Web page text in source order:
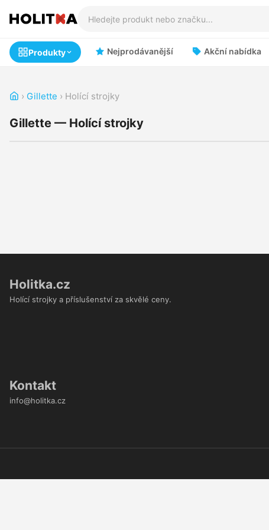
Produkty Nejprodávanější Akční nabídka
› Gillette › Holící strojky
Gillette — Holící strojky
Holitka.cz
Holící strojky a příslušenství za skvělé ceny.
Kontakt
info@holitka.cz